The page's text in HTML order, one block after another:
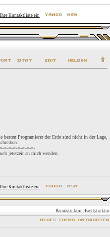
Programierer der Erde sind nicht in der Lage,
=-=-=-=-=-=-=-
jeterzeit an mich wenden.
Baumstruktur Brettstruktur